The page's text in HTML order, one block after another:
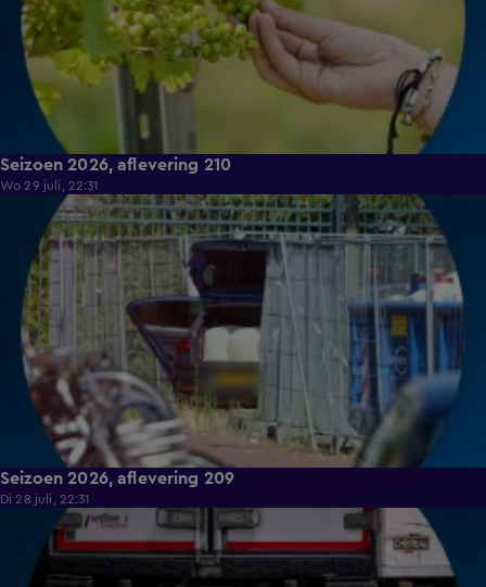
Seizoen 2026, aflevering 210
Wo 29 juli, 22:31
Seizoen 2026, aflevering 209
Di 28 juli, 22:31